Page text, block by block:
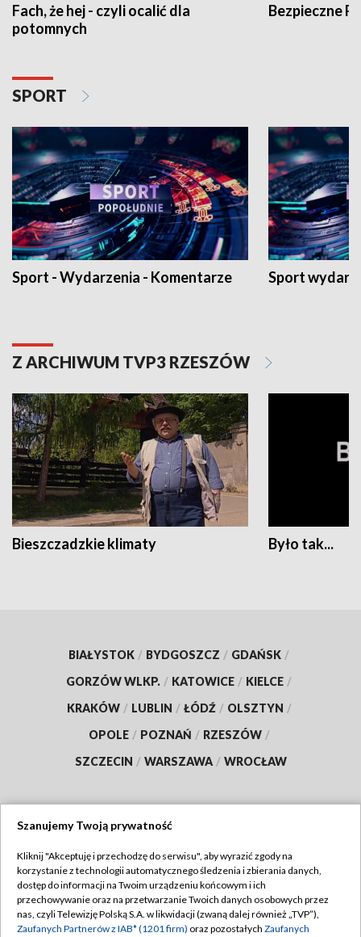
Fach, że hej - czyli ocalić dla
potomnych
Bezpieczne
SPORT
Sport - Wydarzenia - Komentarze Sport
Z ARCHIWUM TVP3 RZESZÓW
Bieszczadzkie klimaty Było tak...
BIAŁYSTOK / BYDGOSZCZ / GDAŃSK /
GORZÓW WLKP. / KATOWICE / KIELCE /
KRAKÓW / LUBLIN / ŁÓDŹ / OLSZTYN /
OPOLE / POZNAŃ / RZESZÓW /
SZCZECIN / WARSZAWA / WROCŁAW
TVP
Abonament TVP
Emisja w TVP
Regulamin TVP
Polityka prywatności
Szanujemy Twoją prywatność
Kliknij "Akceptuję i przechodzę do serwisu", aby wyrazić zgody na
korzystanie z technologii automatycznego śledzenia i zbierania danych,
dostęp do informacji na Twoim urządzeniu końcowym i ich
przechowywanie oraz na przetwarzanie Twoich danych osobowych przez
nas, czyli Telewizję Polską S.A. w likwidacji (zwaną dalej również „TVP”),
Zaufanych Partnerów z IAB* (1201 firm) oraz pozostałych Zaufanych